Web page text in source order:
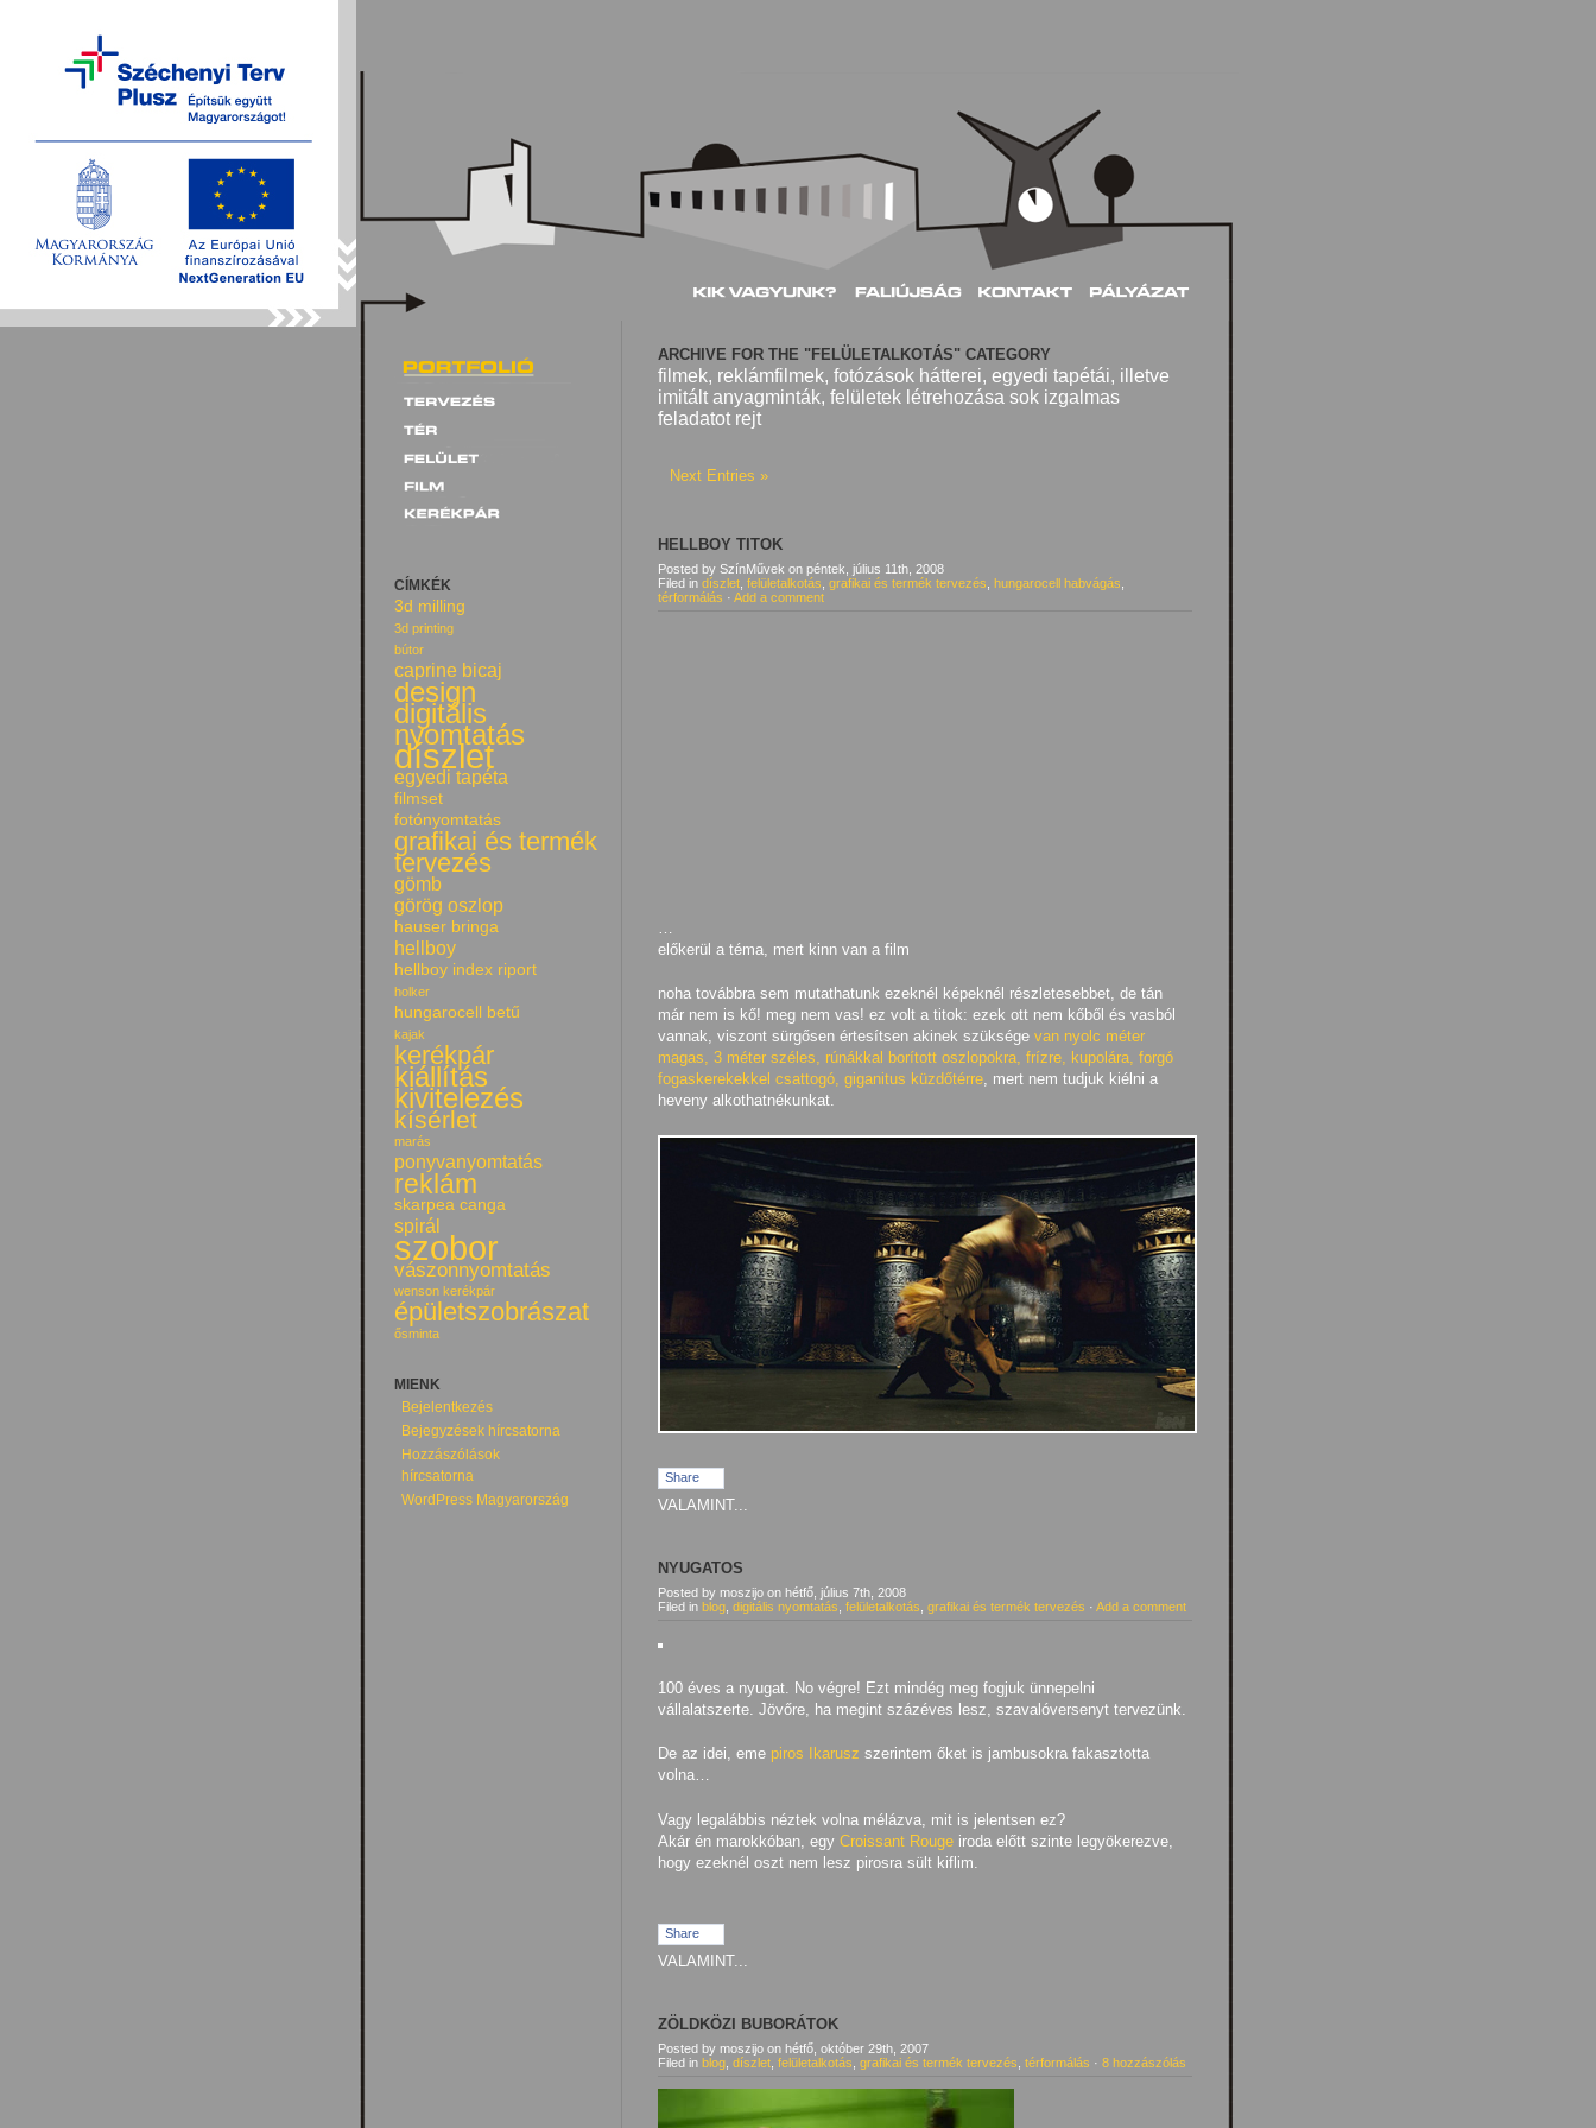
ARCHIVE FOR THE "FELÜLETALKOTÁS" CATEGORY
filmek, reklámfilmek, fotózások hátterei, egyedi tapétái, illetve
imitált anyagminták, felületek létrehozása sok izgalmas
feladatot rejt
Next Entries »
HELLBOY TITOK
Posted by SzínMűvek on péntek, július 11th, 2008
Filed in díszlet felületalkotás grafikai és termék tervezés hungarocell habvágás
térformálás · Add a comment
előkerül a téma, mert kinn van a film
noha továbbra sem mutathatunk ezeknél képeknél részletesebbet, de tán
már nem is kő! meg nem vas! ez volt a titok: ezek ott nem kőből és vasból
vannak, viszont sürgősen értesítsen akinek szüksége van nyolc méter
magas, 3 méter széles, rúnákkal borított oszlopokra, frízre, kupolára, forgó
fogaskerekekkel csattogó, giganitus küzdőtérre, mert nem tudjuk kiélni a
heveny alkothatnékunkat.
Share
VALAMINT...
NYUGATOS
Posted by moszijo on hétfő, július 7th, 2008
Filed in blog digitális nyomtatás felületalkotás grafikai és termék tervezés · Add a comment
100 éves a nyugat. No végre! Ezt mindég meg fogjuk ünnepelni
vállalatszerte. Jövőre, ha megint százéves lesz, szavalóversenyt tervezünk.
De az idei, eme piros Ikarusz szerintem őket is jambusokra fakasztotta
volna…
Vagy legalábbis néztek volna mélázva, mit is jelentsen ez?
Akár én marokkóban, egy Croissant Rouge iroda előtt szinte legyökerezve,
hogy ezeknél oszt nem lesz pirosra sült kiflim.
Share
VALAMINT...
ZÖLDKÖZI BUBORÁTOK
Posted by moszijo on hétfő, október 29th, 2007
Filed in blog díszlet felületalkotás grafikai és termék tervezés térformálás · 8 hozzászólás
CÍMKÉK
3d milling
3d printing
bútor
caprine bicaj
design
digitális
nyomtatás
díszlet
egyedi tapéta
filmset
fotónyomtatás
grafikai és termék
tervezés
gömb
görög oszlop
hauser bringa
hellboy
hellboy index riport
holker
hungarocell betű
kajak
kerékpár
kiállítás
kivitelezés
kísérlet
marás
ponyvanyomtatás
reklám
skarpea canga
spirál
szobor
vászonnyomtatás
wenson kerékpár
épületszobrászat
ősminta
MIENK
Bejelentkezés
Bejegyzések hírcsatorna
Hozzászólások
hírcsatorna
WordPress Magyarország